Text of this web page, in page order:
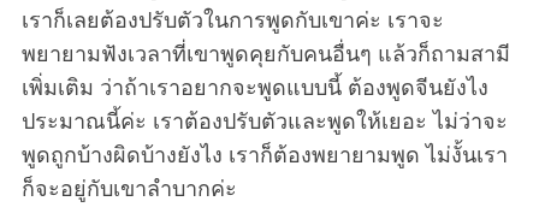
เราก็เลยต้องปรับตัวในการพูดกับเขาค่ะ เราจะ
พยายามฟังเวลาที่เขาพูดคุยกับคนอื่นๆ แล้วก็ถามสามี
เพิ่มเติม ว่าถ้าเราอยากจะพูดแบบนี้ ต้องพูดจีนยังไง
ประมาณนี้ค่ะ เราต้องปรับตัวและพูดให้เยอะ ไม่ว่าจะ
พูดถูกบ้างผิดบ้างยังไง เราก็ต้องพยายามพูด ไม่งั้นเรา
ก็จะอยู่กับเขาลำบากค่ะ